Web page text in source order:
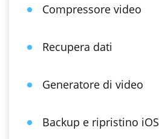
Compressore video
Recupera dati
Generatore di video
Backup e ripristino iOS